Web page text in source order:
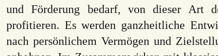
und Förderung bedarf, von dieser Art
profitieren. Es werden ganzheitliche
nach persönlichem Vermögen und